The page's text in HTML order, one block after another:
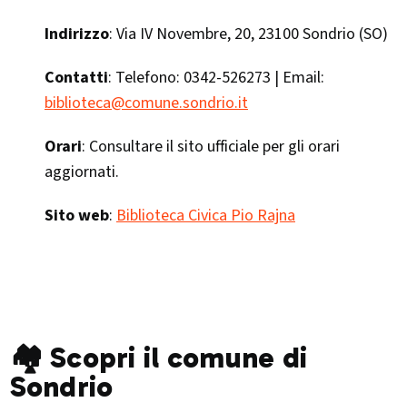
Indirizzo: Via IV Novembre, 20, 23100 Sondrio (SO)
Contatti: Telefono: 0342-526273 | Email:
biblioteca@comune.sondrio.it
Orari: Consultare il sito ufficiale per gli orari
aggiornati.
Sito web: Biblioteca Civica Pio Rajna
🏘️ Scopri il comune di
Sondrio